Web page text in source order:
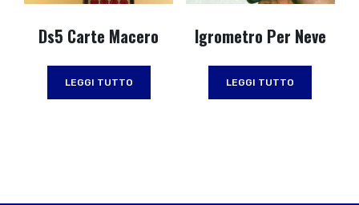
Ds5 Carte Macero
LEGGI TUTTO
Igrometro Per Neve
LEGGI TUTTO